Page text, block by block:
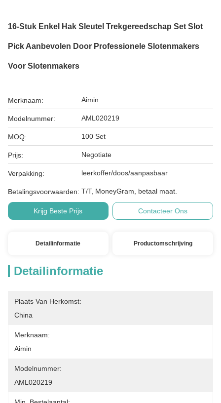
16-Stuk Enkel Hak Sleutel Trekgereedschap Set Slot
Pick Aanbevolen Door Professionele Slotenmakers
Voor Slotenmakers
Merknaam: Aimin
Modelnummer: AML020219
MOQ: 100 Set
Prijs: Negotiate
Verpakking: leerkoffer/doos/aanpasbaar
Betalingsvoorwaarden: T/T, MoneyGram, betaal maat.
Krijg Beste Prijs Contacteer Ons
Detailinformatie Productomschrijving
Detailinformatie
Plaats Van Herkomst:
China
Merknaam:
Aimin
Modelnummer:
AML020219